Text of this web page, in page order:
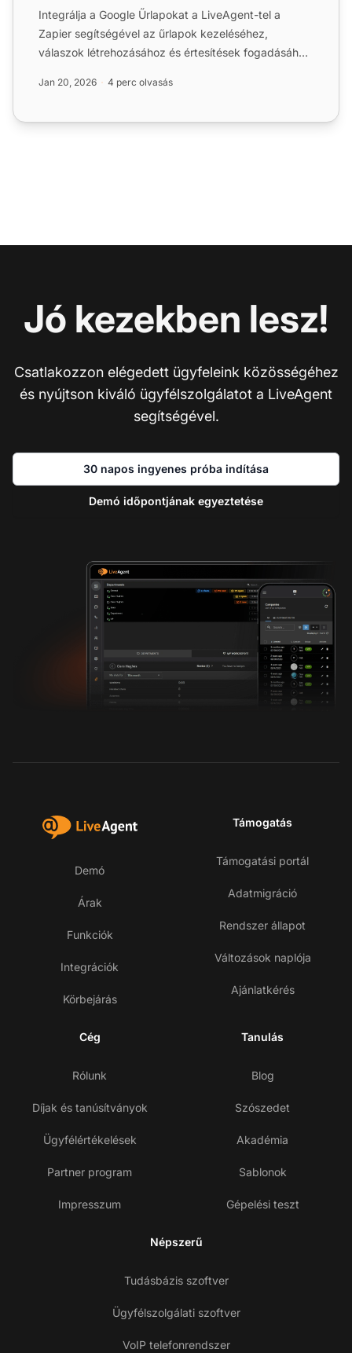
Integrálja a Google Űrlapokat a LiveAgent-tel a
Zapier segítségével az űrlapok kezeléséhez,
válaszok létrehozásához és értesítések fogadásához
Jan 20, 2026 4 perc olvasás
Jó kezekben lesz!
Csatlakozzon elégedett ügyfeleink közösségéhez
és nyújtson kiváló ügyfélszolgálatot a LiveAgent
segítségével.
30 napos ingyenes próba indítása
Demó időpontjának egyeztetése
Demó
Árak
Funkciók
Integrációk
Körbejárás
Támogatás
Támogatási portál
Adatmigráció
Rendszer állapot
Változások naplója
Ajánlatkérés
Cég
Rólunk
Díjak és tanúsítványok
Ügyfélértékelések
Partner program
Impresszum
Tanulás
Blog
Szószedet
Akadémia
Sablonok
Gépelési teszt
Népszerű
Tudásbázis szoftver
Ügyfélszolgálati szoftver
VoIP telefonrendszer